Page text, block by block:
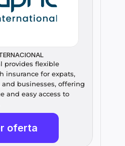
provides flexible
insurance for expats,
and businesses, offering
and easy access to
oferta